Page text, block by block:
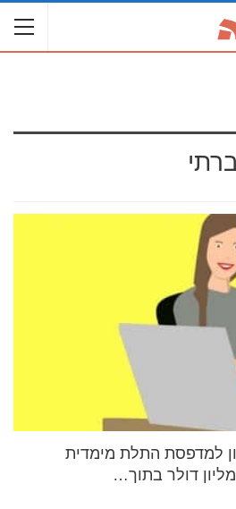
למדפסת התלת מימדית
דולר בתוך…